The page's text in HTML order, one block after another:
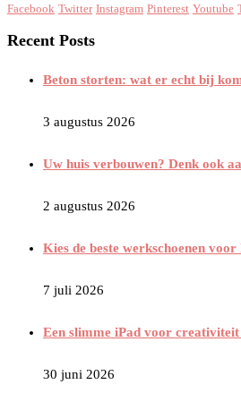
Facebook Twitter Instagram Pinterest Youtube
Recent Posts
Beton storten: wat er echt bij
3 augustus 2026
Uw huis verbouwen? Denk ook
2 augustus 2026
Kies de beste werkschoenen voor
7 juli 2026
Een slimme iPad voor
30 juni 2026